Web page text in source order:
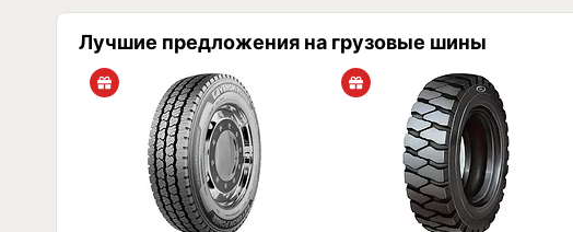
Лучшие предложения на грузовые шины